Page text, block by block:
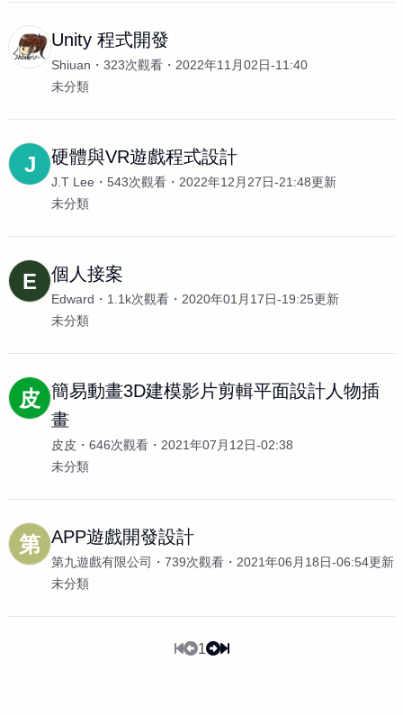
Unity 程式開發
Shiuan 323次觀看
2022年11月02日-11:40
未分類
J 硬體與VR遊戲程式設計
J.T Lee 543次觀看
2022年12月27日-21:48更新
未分類
E 個人接案
Edward 1.1k次觀看
2020年01月17日-19:25更新
未分類
皮 簡易動畫3D建模影片剪輯平面設計人物插
畫
皮皮 646次觀看
2021年07月12日-02:38
未分類
第 APP遊戲開發設計
第九遊戲有限公司 739次觀看
2021年06月18日-06:54更新
未分類
1